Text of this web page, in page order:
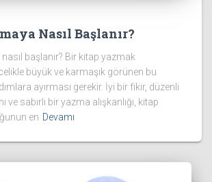
Nasıl Başlanır?
başlanır? Bir kitap yazmak
büyük ve karmaşık görünen bu
ayırması gerekir. İyi bir fikir, düzenli
ve sabırlı bir yazma alışkanlığı, kitap
en Devamı